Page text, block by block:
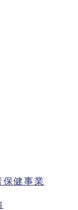
保健事業